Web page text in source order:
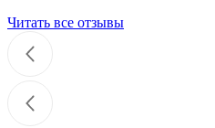
Читать все отзывы